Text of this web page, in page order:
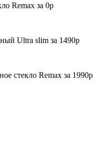
Remax за 0р
Ultra slim за 1490р
стекло Remax за 1990р